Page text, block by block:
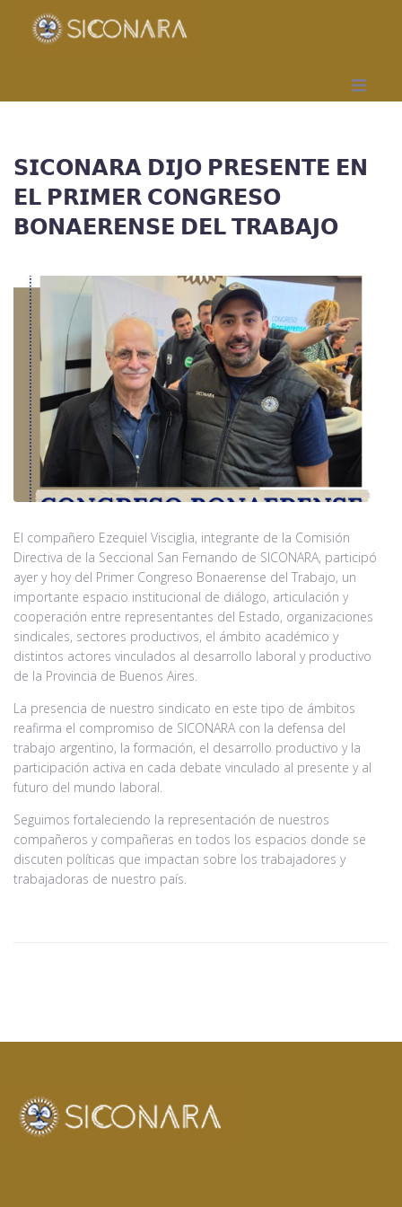
Gremial
Obra Social
Capacitación
Seccionales
Noticias
Contacto
𝗦𝗜𝗖𝗢𝗡𝗔𝗥𝗔 𝗗𝗜𝗝𝗢 𝗣𝗥𝗘𝗦𝗘𝗡𝗧𝗘 𝗘𝗡
𝗘𝗟 𝗣𝗥𝗜𝗠𝗘𝗥 𝗖𝗢𝗡𝗚𝗥𝗘𝗦𝗢
𝗕𝗢𝗡𝗔𝗘𝗥𝗘𝗡𝗦𝗘 𝗗𝗘𝗟 𝗧𝗥𝗔𝗕𝗔𝗝𝗢
El compañero Ezequiel Visciglia, integrante de la Comisión
Directiva de la Seccional San Fernando de SICONARA, participó
ayer y hoy del Primer Congreso Bonaerense del Trabajo, un
importante espacio institucional de diálogo, articulación y
cooperación entre representantes del Estado, organizaciones
sindicales, sectores productivos, el ámbito académico y
distintos actores vinculados al desarrollo laboral y productivo
de la Provincia de Buenos Aires.
La presencia de nuestro sindicato en este tipo de ámbitos
reafirma el compromiso de SICONARA con la defensa del
trabajo argentino, la formación, el desarrollo productivo y la
participación activa en cada debate vinculado al presente y al
futuro del mundo laboral.
Seguimos fortaleciendo la representación de nuestros
compañeros y compañeras en todos los espacios donde se
discuten políticas que impactan sobre los trabajadores y
trabajadoras de nuestro país.